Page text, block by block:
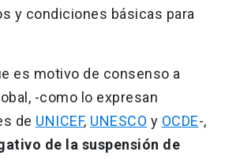
y condiciones básicas para
es motivo de consenso a
-como lo expresan
de UNICEF, UNESCO y OCDE-,
de la suspensión de